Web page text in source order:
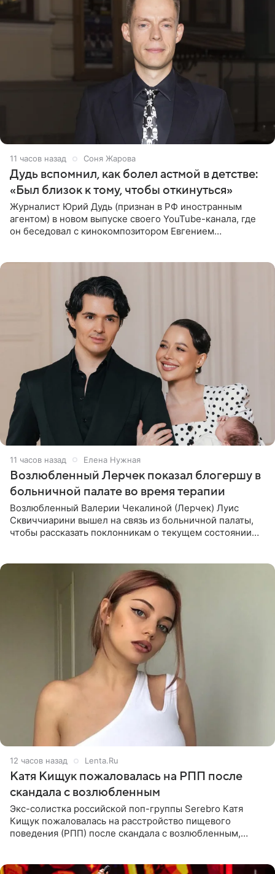
11 часов назад Соня Жарова
Дудь вспомнил, как болел астмой в детстве:
«Был близок к тому, чтобы откинуться»
Журналист Юрий Дудь (признан в РФ иностранным
агентом) в новом выпуске своего YouTube-канала, где
он беседовал с кинокомпозитором Евгением
11 часов назад Елена Нужная
Возлюбленный Лерчек показал блогершу в
больничной палате во время терапии
Возлюбленный Валерии Чекалиной (Лерчек) Луис
Сквиччиарини вышел на связь из больничной палаты,
чтобы рассказать поклонникам о текущем состоянии
12 часов назад Lenta.Ru
Катя Кищук пожаловалась на РПП после
скандала с возлюбленным
Экс-солистка российской поп-группы Serebro Катя
Кищук пожаловалась на расстройство пищевого
поведения (РПП) после скандала с возлюбленным,